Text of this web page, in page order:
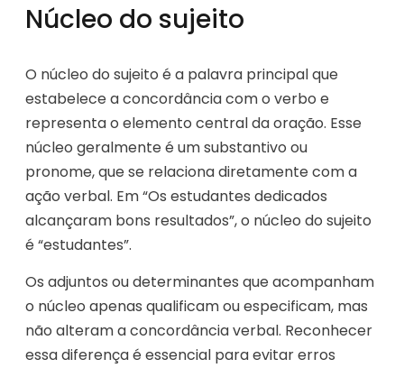
Núcleo do sujeito
O núcleo do sujeito é a palavra principal que
estabelece a concordância com o verbo e
representa o elemento central da oração. Esse
núcleo geralmente é um substantivo ou
pronome, que se relaciona diretamente com a
ação verbal. Em “Os estudantes dedicados
alcançaram bons resultados”, o núcleo do sujeito
é “estudantes”.
Os adjuntos ou determinantes que acompanham
o núcleo apenas qualificam ou especificam, mas
não alteram a concordância verbal. Reconhecer
essa diferença é essencial para evitar erros